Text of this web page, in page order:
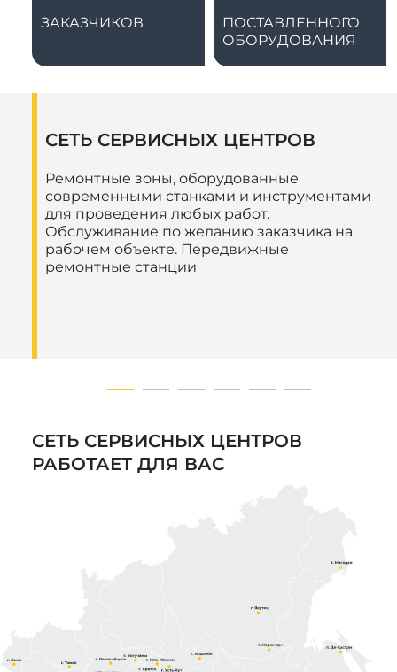
ЗАКАЗЧИКОВ
ПОСТАВЛЕННОГО
ОБОРУДОВАНИЯ
СЕТЬ СЕРВИСНЫХ ЦЕНТРОВ
Ремонтные зоны, оборудованные
современными станками и инструментами
для проведения любых работ.
Обслуживание по желанию заказчика на
рабочем объекте. Передвижные
ремонтные станции
СЕТЬ СЕРВИСНЫХ ЦЕНТРОВ
РАБОТАЕТ ДЛЯ ВАС